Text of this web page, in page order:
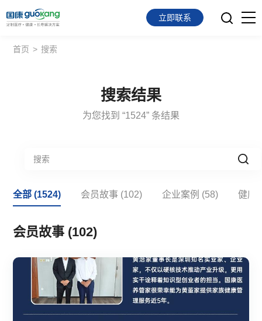
首页
立即联系
首页 > 搜索
搜索结果
为您找到 “1524” 条结果
全部 (1524) 会员故事 (102) 企业案例 (58) 健康
会员故事 (102)